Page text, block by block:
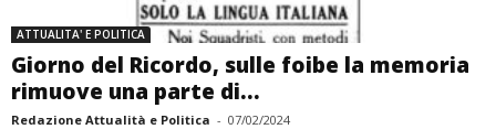
ATTUALITA' E POLITICA
Giorno del Ricordo, sulle foibe la memoria
rimuove una parte di...
Redazione Attualità e Politica - 07/02/2024